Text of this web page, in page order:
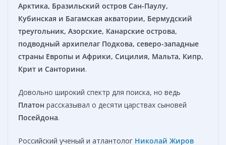
Арктика, Бразильский остров Сан-Паулу,
Кубинская и Багамская акватории, Бермудский
треугольник, Азорские, Канарские острова,
подводный архипелаг Подкова, северо-западные
страны Европы и Африки, Сицилия, Мальта, Кипр,
Крит и Санторини.
Довольно широкий спектр для поиска, но ведь
Платон рассказывал о десяти царствах сыновей
Посейдона.
Российский ученый и атлантолог Николай Жиров